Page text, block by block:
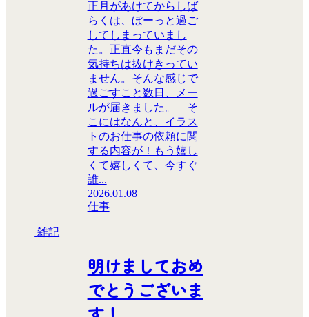
正月があけてからしば
らくは、ぼーっと過ご
してしまっていまし
た。正直今もまだその
気持ちは抜けきってい
ません。そんな感じで
過ごすこと数日、メー
ルが届きました。 そ
こにはなんと、イラス
トのお仕事の依頼に関
する内容が！もう嬉し
くて嬉しくて、今すぐ
誰...
2026.01.08
仕事
雑記
明けましておめ
でとうございま